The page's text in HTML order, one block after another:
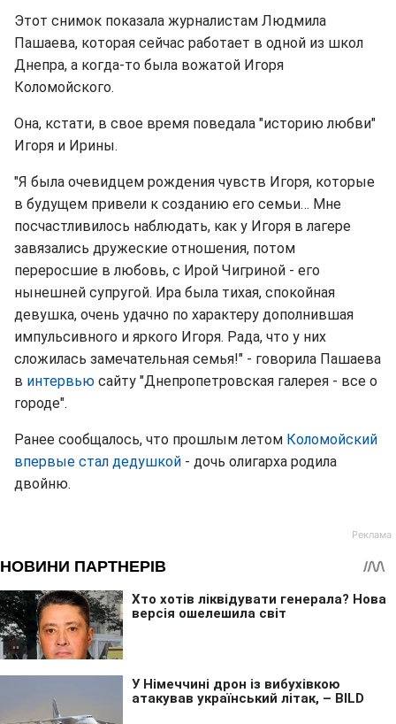
Этот снимок показала журналистам Людмила
Пашаева, которая сейчас работает в одной из школ
Днепра, а когда-то была вожатой Игоря
Коломойского.
Она, кстати, в свое время поведала "историю любви"
Игоря и Ирины.
"Я была очевидцем рождения чувств Игоря, которые
в будущем привели к созданию его семьи… Мне
посчастливилось наблюдать, как у Игоря в лагере
завязались дружеские отношения, потом
переросшие в любовь, с Ирой Чигриной - его
нынешней супругой. Ира была тихая, спокойная
девушка, очень удачно по характеру дополнившая
импульсивного и яркого Игоря. Рада, что у них
сложилась замечательная семья!" - говорила Пашаева
в интервью сайту "Днепропетровская галерея - все о
городе".
Ранее сообщалось, что прошлым летом Коломойский
впервые стал дедушкой - дочь олигарха родила
двойню.